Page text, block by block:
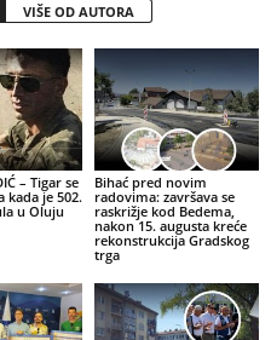
VIŠE OD AUTORA
– Tigar se
kada je 502.
u Oluju
Bihać pred novim
radovima: završava se
raskrižje kod Bedema,
nakon 15. augusta kreće
rekonstrukcija Gradskog
trga